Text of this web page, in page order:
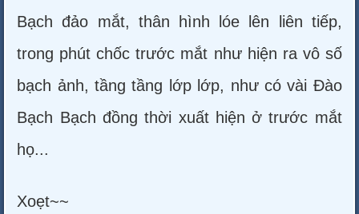
Bạch đảo mắt, thân hình lóe lên liên tiếp,
trong phút chốc trước mắt như hiện ra vô số
bạch ảnh, tầng tầng lớp lớp, như có vài Đào
Bạch Bạch đồng thời xuất hiện ở trước mắt
họ...
Xoẹt~~